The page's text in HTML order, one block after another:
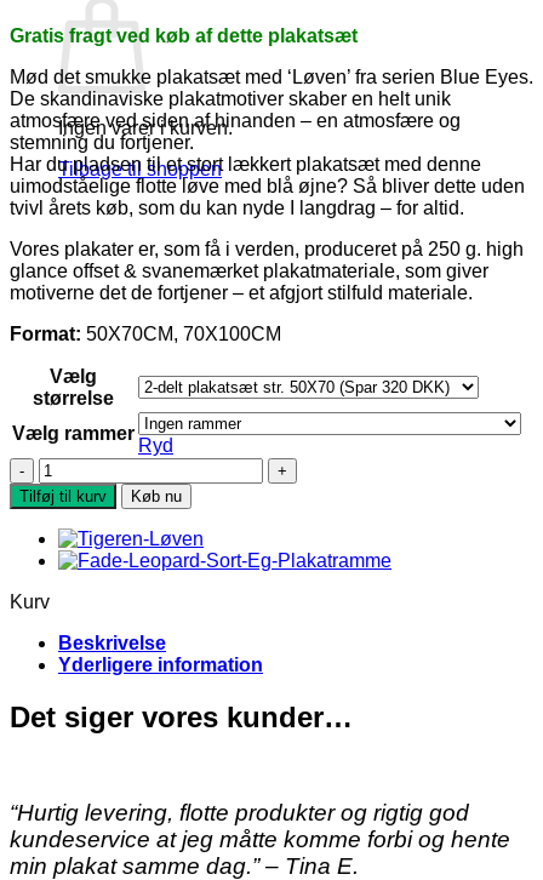
Ingen varer i kurven.
Tilbage til shoppen
Gratis fragt ved køb af dette plakatsæt
Mød det smukke plakatsæt med ‘Løven’ fra serien Blue Eyes.
De skandinaviske plakatmotiver skaber en helt unik
atmosfære ved siden af hinanden – en atmosfære og
stemning du fortjener.
Har du pladsen til et stort lækkert plakatsæt med denne
uimodståelige flotte løve med blå øjne? Så bliver dette uden
tvivl årets køb, som du kan nyde I langdrag – for altid.
Vores plakater er, som få i verden, produceret på 250 g. high
glance offset & svanemærket plakatmateriale, som giver
motiverne det de fortjener – et afgjort stilfuld materiale.
Format: 50X70CM, 70X100CM
Vælg
størrelse
Vælg rammer
Ryd
2-
delt
Løve
antal
Tilføj til kurv Køb nu
Kurv
Beskrivelse
Yderligere information
Det siger vores kunder…
“Hurtig levering, flotte produkter og rigtig god
kundeservice at jeg måtte komme forbi og hente
min plakat samme dag.” – Tina E.